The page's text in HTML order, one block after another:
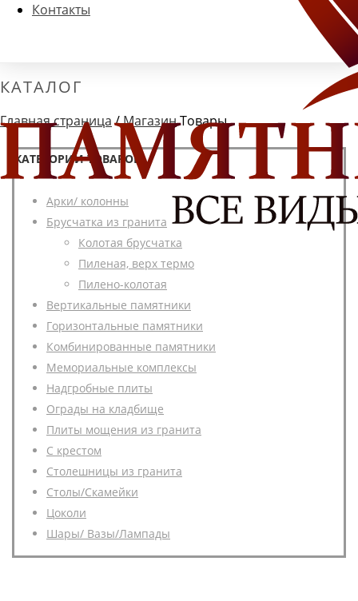
Контакты
КАТАЛОГ
Главная страница/МагазинТовары
КАТЕГОРИИ ТОВАРОВ
Арки/ колонны
Брусчатка из гранита
Колотая брусчатка
Пиленая, верх термо
Пилено-колотая
Вертикальные памятники
Горизонтальные памятники
Комбинированные памятники
Мемориальные комплексы
Надгробные плиты
Ограды на кладбище
Плиты мощения из гранита
С крестом
Столешницы из гранита
Столы/Скамейки
Цоколи
Шары/ Вазы/Лампады